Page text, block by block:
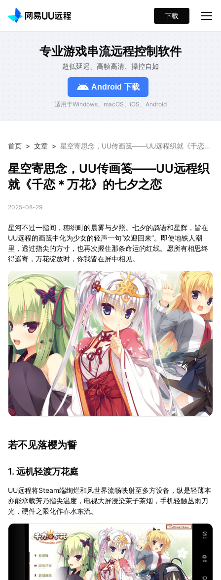
下载
专业游戏串流远程控制软件
超低延迟、高帧高清、操控自如
Android 下载
适用于Windows、macOS、iOS、Android
首页 > 文章 > 星空寄思念，UU传画笺——UU远程织就《千恋＊
星空寄思念，UU传画笺——UU远程织
就《千恋＊万花》的七夕之恋
2025-08-29
星河不过一指间，穗织町的晨雾与夕照。七夕的鹊语和星辉，皆在
UU远程的画笺中化为少女的轻声一句“欢迎回来”。即使地铁人潮
里，透过指尖的方寸，也再次握住那条命运的红线。愿所有相思终
得遥寄，万花绽放时，你我皆在屏中相见。
若不见落樱为誓
1. 远机轻渡万花庭
UU远程将Steam端绚烂和风世界流畅映射至多方设备，纵是轻薄本
亦能承载芳乃指尖温度，电视大屏浸染茉子茶烟，手机轻触丛雨刀
光，硬件之限化作春水东流。